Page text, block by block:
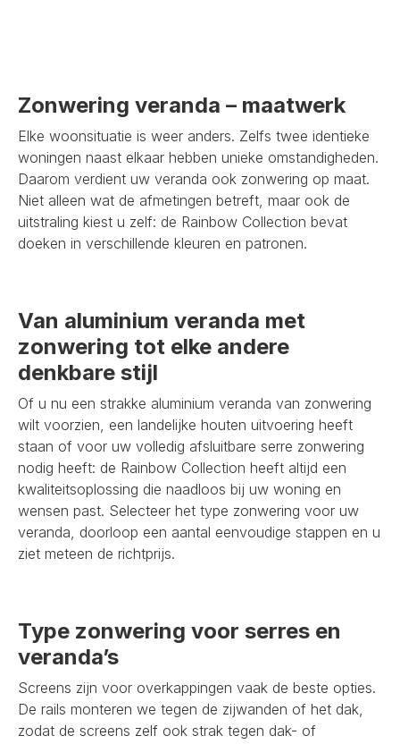
Zonwering veranda – maatwerk
Elke woonsituatie is weer anders. Zelfs twee identieke
woningen naast elkaar hebben unieke omstandigheden.
Daarom verdient uw veranda ook zonwering op maat.
Niet alleen wat de afmetingen betreft, maar ook de
uitstraling kiest u zelf: de Rainbow Collection bevat
doeken in verschillende kleuren en patronen.
Van aluminium veranda met
zonwering tot elke andere
denkbare stijl
Of u nu een strakke aluminium veranda van zonwering
wilt voorzien, een landelijke houten uitvoering heeft
staan of voor uw volledig afsluitbare serre zonwering
nodig heeft: de Rainbow Collection heeft altijd een
kwaliteitsoplossing die naadloos bij uw woning en
wensen past. Selecteer het type zonwering voor uw
veranda, doorloop een aantal eenvoudige stappen en u
ziet meteen de richtprijs.
Type zonwering voor serres en
veranda’s
Screens zijn voor overkappingen vaak de beste opties.
De rails monteren we tegen de zijwanden of het dak,
zodat de screens zelf ook strak tegen dak- of